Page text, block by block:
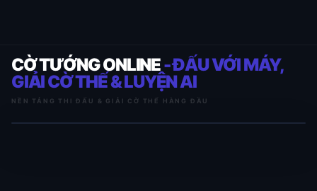
CỜ TƯỚNG ONLINE- ĐẤU VỚI MÁY,
GIẢI CỜ THẾ & LUYỆN AI
NỀN TẢNG THI ĐẤU & GIẢI CỜ THẾ HÀNG ĐẦU